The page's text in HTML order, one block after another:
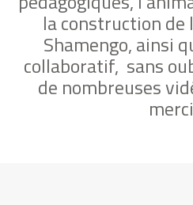
la construction de
Shamengo, ainsi
collaboratif, sans
de nombreuses